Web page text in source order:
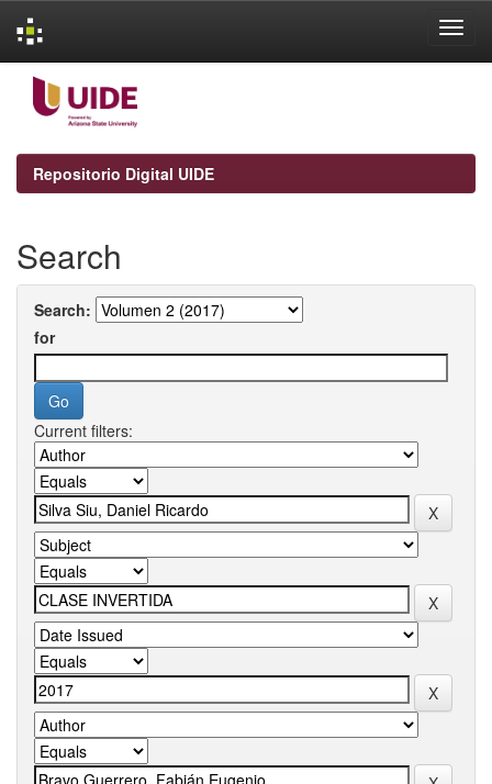
navigation
Repositorio Digital UIDE
Search
Search:
for
Current filters: